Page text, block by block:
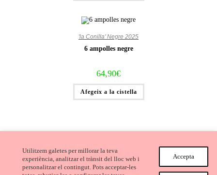
Utilitzem galetes per millorar la teva
experiència, analitzar el trànsit del lloc web i
personalitzar el contingut. Pots acceptar-les
Accepta
'la Conilla' Negre 2025
6 ampolles negre
64,90€
Afegeix a la cistella
Avís Legal i Condicions de compra Cookies